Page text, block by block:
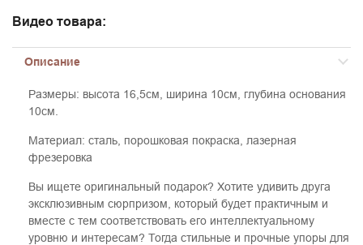
Видео товара:
Описание
Размеры: высота 16,5см, ширина 10см, глубина основания
10см.
Материал: сталь, порошковая покраска, лазерная
фрезеровка
Вы ищете оригинальный подарок? Хотите удивить друга
эксклюзивным сюрпризом, который будет практичным и
вместе с тем соответствовать его интеллектуальному
уровню и интересам? Тогда стильные и прочные упоры для